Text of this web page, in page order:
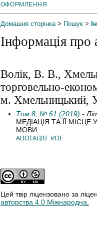
ОФОРМЛЕННЯ
Домашня сторінка> Пошук>
Інформація про
Волік, В. В.,
торговельно-
м. Хмельницький,
Том 8, № 61 (2019) -
МЕДІАЦІЯ ТА ЇЇ
МОВИ
АНОТАЦІЯ PDF
Цей твір ліцензовано за
авторства 4.0 Міжнародна.